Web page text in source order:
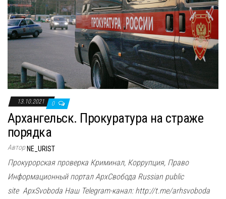
13.10.2021 0
Архангельск. Прокуратура на страже
порядка
Автор NE_URIST
Прокурорская проверка Криминал, Коррупция, Право
Информационный портал АрхСвобода Russian public
site ApxSvoboda Наш Telegram-канал: http://t.me/arhsvoboda